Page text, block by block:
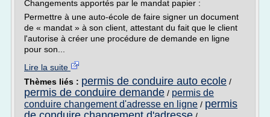
Changements apportés par le mandat papier :
Permettre à une auto-école de faire signer un document
de « mandat » à son client, attestant du fait que le client
l'autorise à créer une procédure de demande en ligne
pour son...
Lire la suite
Thèmes liés : permis de conduire auto ecole /
permis de conduire demande / permis de
conduire changement d'adresse en ligne / permis